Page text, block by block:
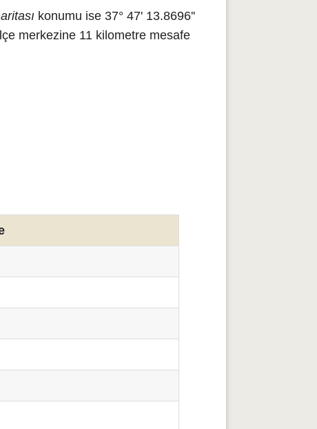
konumu ise 37° 47' 13.8696''
merkezine 11 kilometre mesafe